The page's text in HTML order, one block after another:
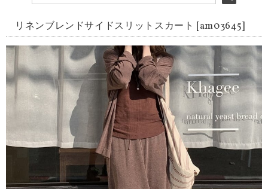
リネンブレンドサイドスリットスカート [am03645]